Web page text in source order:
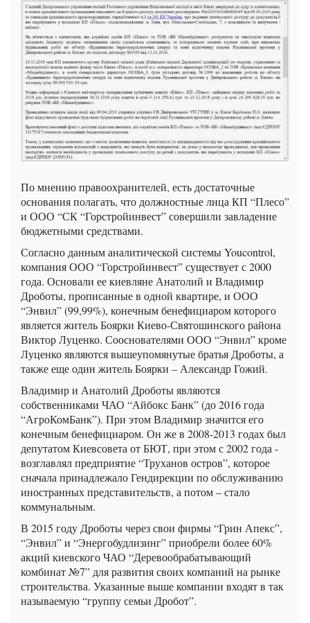
По мнению правоохранителей, есть достаточные
основания полагать, что должностные лица КП “Плесо”
и ООО “СК “Горстройинвест” совершили завладение
бюджетными средствами.
Согласно данным аналитической системы Youcontrol,
компания ООО “Горстройинвест” существует с 2000
года. Основали ее киевляне Анатолий и Владимир
Дроботы, прописанные в одной квартире, и ООО
“Энвил” (99,99%), конечным бенефициаром которого
является житель Боярки Киево-Святошинского района
Виктор Луценко. Сооснователями ООО “Энвил” кроме
Луценко являются вышеупомянутые братья Дроботы, а
также еще один житель Боярки – Александр Гожий.
Владимир и Анатолий Дроботы являются
собственниками ЧАО “Айбокс Банк” (до 2016 года
“АгроКомБанк”). При этом Владимир значится его
конечным бенефициаром. Он же в 2008-2013 годах был
депутатом Киевсовета от БЮТ, при этом с 2002 года -
возглавлял предприятие “Труханов остров”, которое
сначала принадлежало Гендирекции по обслуживанию
иностранных представительств, а потом – стало
коммунальным.
В 2015 году Дроботы через свои фирмы “Грин Апекс”,
“Энвил” и “Энергобудлизинг” приобрели более 60%
акций киевского ЧАО “Деревообрабатывающий
комбинат №7” для развития своих компаний на рынке
строительства. Указанные выше компании входят в так
называемую “группу семьи Дробот”.